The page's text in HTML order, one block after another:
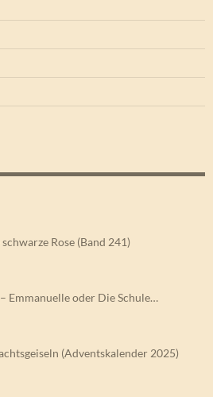
Rose (Band 241)
Emmanuelle oder Die Schule…
(Adventskalender 2025)